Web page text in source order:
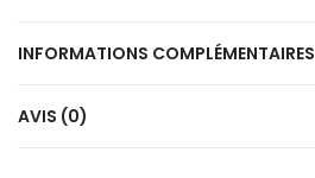
INFORMATIONS COMPLÉMENTAIRES
AVIS (0)